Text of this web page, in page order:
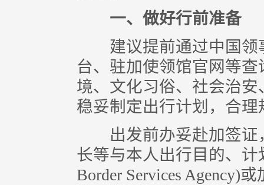
一、做好行前准备
建议提前通过中国领
台、驻加使领馆官网等
境、文化习俗、社会治
稳妥制定出行计划，合
出发前办妥赴加签证
长等与本人出行目的、计
Border Services Agency)